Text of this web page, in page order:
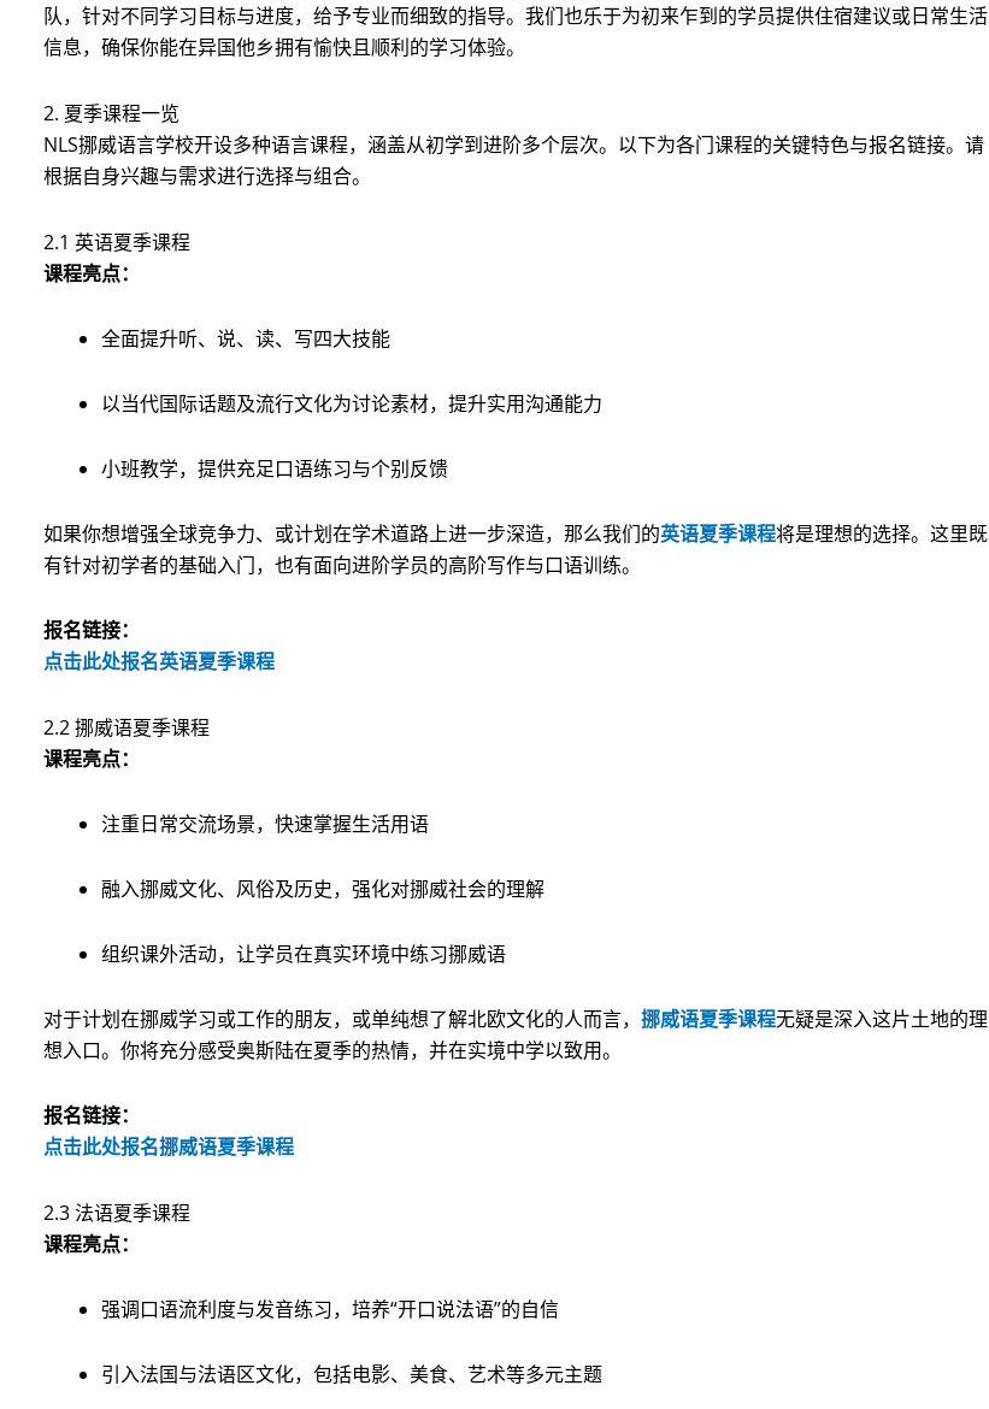
队，针对不同学习目标与进度，给予专业而细致的指导。我们也乐于为初来乍到的学员提供住宿建议或日常生活
信息，确保你能在异国他乡拥有愉快且顺利的学习体验。
2. 夏季课程一览
NLS挪威语言学校开设多种语言课程，涵盖从初学到进阶多个层次。以下为各门课程的关键特色与报名链接。请
根据自身兴趣与需求进行选择与组合。
2.1 英语夏季课程
课程亮点：
全面提升听、说、读、写四大技能
以当代国际话题及流行文化为讨论素材，提升实用沟通能力
小班教学，提供充足口语练习与个别反馈
如果你想增强全球竞争力、或计划在学术道路上进一步深造，那么我们的英语夏季课程将是理想的选择。这里既
有针对初学者的基础入门，也有面向进阶学员的高阶写作与口语训练。
报名链接：
点击此处报名英语夏季课程
2.2 挪威语夏季课程
课程亮点：
注重日常交流场景，快速掌握生活用语
融入挪威文化、风俗及历史，强化对挪威社会的理解
组织课外活动，让学员在真实环境中练习挪威语
对于计划在挪威学习或工作的朋友，或单纯想了解北欧文化的人而言， 挪威语夏季课程无疑是深入这片土地的理
想入口。你将充分感受奥斯陆在夏季的热情，并在实境中学以致用。
报名链接：
点击此处报名挪威语夏季课程
2.3 法语夏季课程
课程亮点：
强调口语流利度与发音练习，培养“开口说法语”的自信
引入法国与法语区文化，包括电影、美食、艺术等多元主题